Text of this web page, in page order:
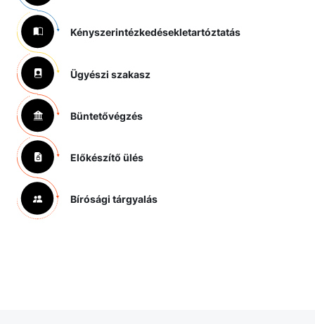
Kényszerintézkedésekletartóztatás
Ügyészi szakasz
Büntetővégzés
Előkészítő ülés
Bírósági tárgyalás